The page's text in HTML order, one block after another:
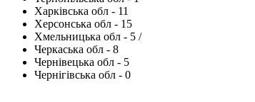
Харківська обл - 11
Херсонська обл - 15
Хмельницька обл - 5 /
Черкаська обл - 8
Чернівецька обл - 5
Чернігівська обл - 0